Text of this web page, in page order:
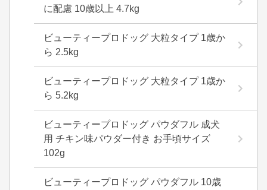
に配慮 10歳以上 4.7kg
ビューティープロドッグ 大粒タイプ 1歳か
ら 2.5kg
ビューティープロドッグ 大粒タイプ 1歳か
ら 5.2kg
ビューティープロドッグ パウダフル 成犬
用 チキン味パウダー付き お手頃サイズ
102g
ビューティープロドッグ パウダフル 10歳